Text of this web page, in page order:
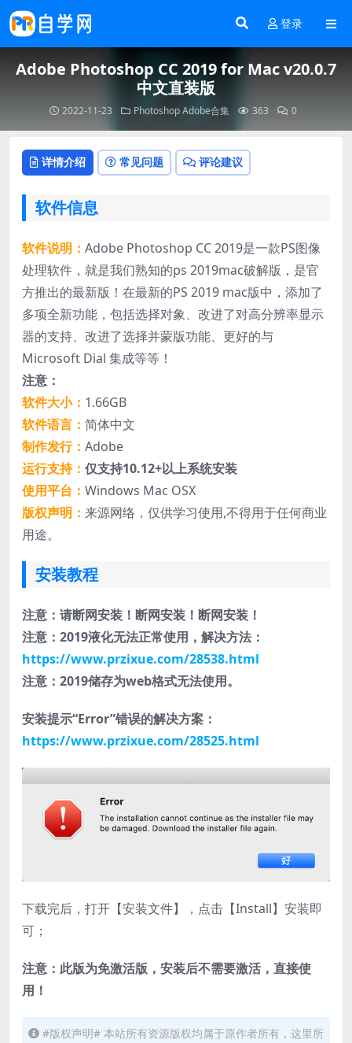
登录
Adobe Photoshop CC 2019 for Mac v20.0.7
中文直装版
2022-11-23 Photoshop Adobe合集 363 0
详情介绍 常见问题 评论建议
软件信息
软件说明： Adobe Photoshop CC 2019是一款PS图像
处理软件，就是我们熟知的ps 2019mac破解版，是官
方推出的最新版！在最新的PS 2019 mac版中，添加了
多项全新功能，包括选择对象、改进了对高分辨率显示
器的支持、改进了选择并蒙版功能、更好的与
Microsoft Dial 集成等等！
注意：
软件大小： 1.66GB
软件语言： 简体中文
制作发行： Adobe
运行支持： 仅支持10.12+以上系统安装
使用平台： Windows Mac OSX
版权声明： 来源网络，仅供学习使用,不得用于任何商业
用途。
安装教程
注意：请断网安装！断网安装！断网安装！
注意：2019液化无法正常使用，解决方法：
https://www.przixue.com/28538.html
注意：2019储存为web格式无法使用。
安装提示“Error”错误的解决方案：
https://www.przixue.com/28525.html
下载完后，打开【安装文件】，点击【Install】安装即
可；
注意：此版为免激活版，安装后不需要激活，直接使
用！
#版权声明# 本站所有资源版权均属于原作者所有，这里所